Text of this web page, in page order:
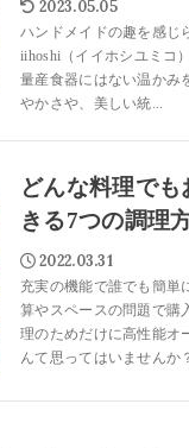
2023.05.05
ハンドメイドの趣を感じ
iihoshi（イイホシユミコ
量産食器にはない温かみ
やかさや、美しい統...
どんな料理で
きる7つの調理
2022.03.31
充実の機能で誰でも簡単
算やスペースの問題で購
理のためだけに高性能オ
んて思ってはいませんか